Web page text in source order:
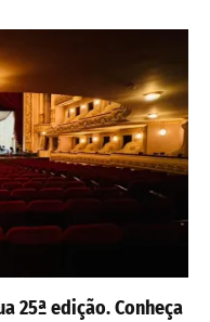
25ª edição. Conheça